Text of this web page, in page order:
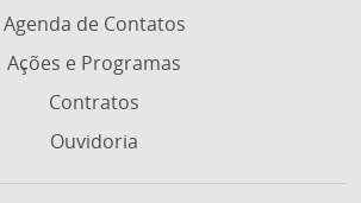
Agenda de Contatos
Ações e Programas
Contratos
Ouvidoria